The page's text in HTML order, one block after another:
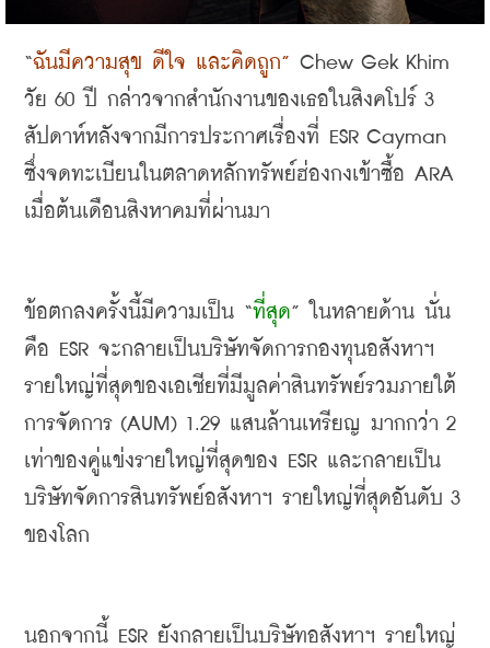
“ฉันมีความสุข ดีใจ และคิดถูก”
วัย 60 ปี กล่าวจากสำนักงานของเธอในสิงคโปร์
สัปดาห์หลังจากมีการประกาศเรื่องที่
ซึ่งจดทะเบียนในตลาดหลักทรัพย์ฮ่องกงเข้าซื้อ
เมื่อต้นเดือนสิงหาคมที่ผ่านมา
ข้อตกลงครั้งนี้มีความเป็น “ที่สุด”
ในหลายด้าน นั่น
คือ ESR จะกลายเป็นบริษัทจัดการกองทุนอสังหาฯ
รายใหญ่ที่สุดของเอเชียที่มีมูลค่าสินทรัพย์รวมภายใต้
การจัดการ (AUM) 1.29 แสนล้านเหรียญ มากกว่า
เท่าของคู่แข่งรายใหญ่ที่สุดของ ESR และกลายเป็น
บริษัทจัดการสินทรัพย์อสังหาฯ รายใหญ่ที่สุดอันดับ
ของโลก
นอกจากนี้ ESR ยังกลายเป็นบริษัทอสังหาฯ รายใหญ่